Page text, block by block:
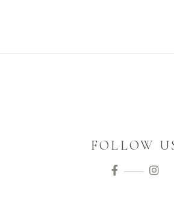
FOLLOW